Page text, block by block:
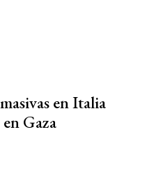
en Italia
Gaza